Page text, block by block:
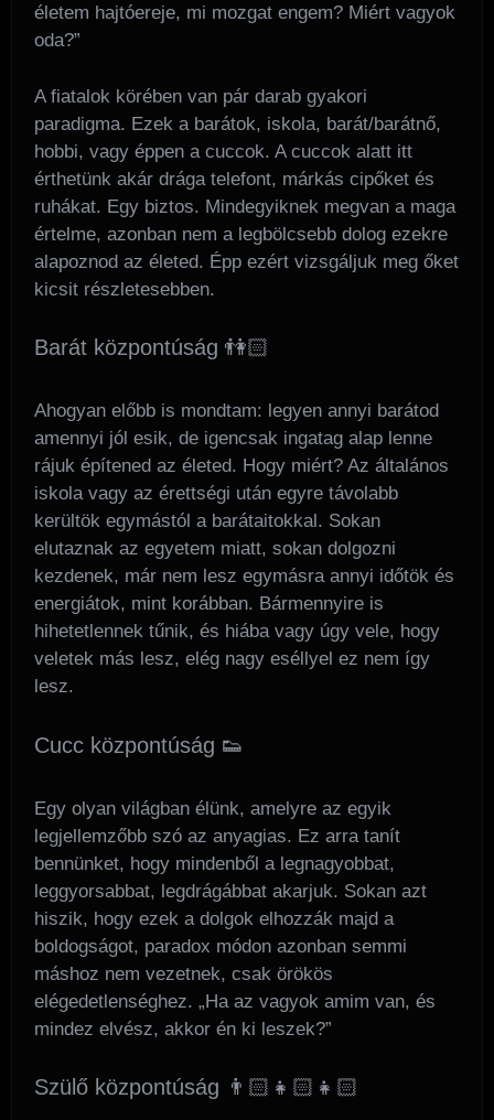
életem hajtóereje, mi mozgat engem? Miért vagyok
oda?”
A fiatalok körében van pár darab gyakori
paradigma. Ezek a barátok, iskola, barát/barátnő,
hobbi, vagy éppen a cuccok. A cuccok alatt itt
érthetünk akár drága telefont, márkás cipőket és
ruhákat. Egy biztos. Mindegyiknek megvan a maga
értelme, azonban nem a legbölcsebb dolog ezekre
alapoznod az életed. Épp ezért vizsgáljuk meg őket
kicsit részletesebben.
Barát központúság 👫🏻
Ahogyan előbb is mondtam: legyen annyi barátod
amennyi jól esik, de igencsak ingatag alap lenne
rájuk építened az életed. Hogy miért? Az általános
iskola vagy az érettségi után egyre távolabb
kerültök egymástól a barátaitokkal. Sokan
elutaznak az egyetem miatt, sokan dolgozni
kezdenek, már nem lesz egymásra annyi időtök és
energiátok, mint korábban. Bármennyire is
hihetetlennek tűnik, és hiába vagy úgy vele, hogy
veletek más lesz, elég nagy eséllyel ez nem így
lesz.
Cucc központúság 👟
Egy olyan világban élünk, amelyre az egyik
legjellemzőbb szó az anyagias. Ez arra tanít
bennünket, hogy mindenből a legnagyobbat,
leggyorsabbat, legdrágábbat akarjuk. Sokan azt
hiszik, hogy ezek a dolgok elhozzák majd a
boldogságot, paradox módon azonban semmi
máshoz nem vezetnek, csak örökös
elégedetlenséghez. „Ha az vagyok amim van, és
mindez elvész, akkor én ki leszek?”
Szülő központúság 👨🏻‍👧🏻‍👧🏻